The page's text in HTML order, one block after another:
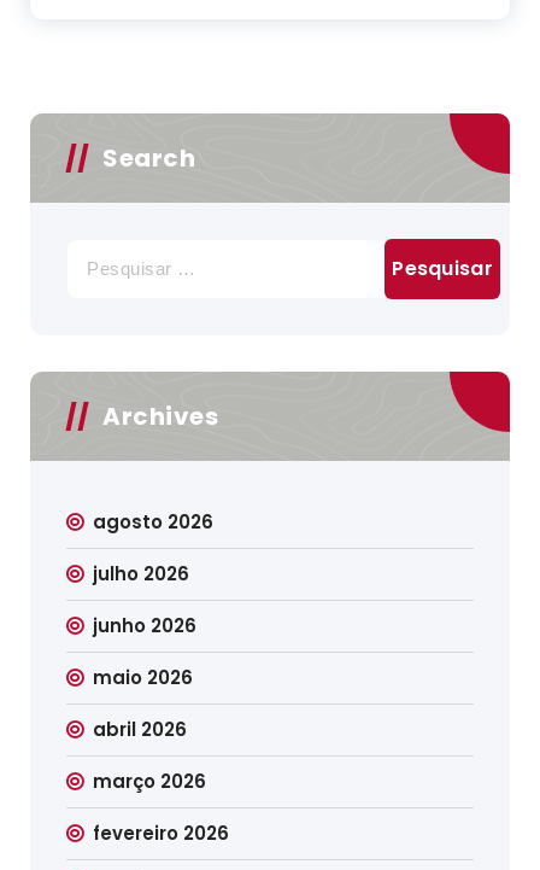
Search
por:
Archives
agosto 2026
julho 2026
junho 2026
maio 2026
abril 2026
março 2026
fevereiro 2026